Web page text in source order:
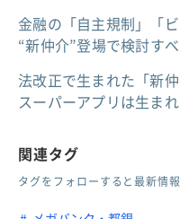
金融の「自主規制」「
“新仲介”登場で検討す
法改正で生まれた「新
スーパーアプリは生ま
関連タグ
タグをフォローすると最新情